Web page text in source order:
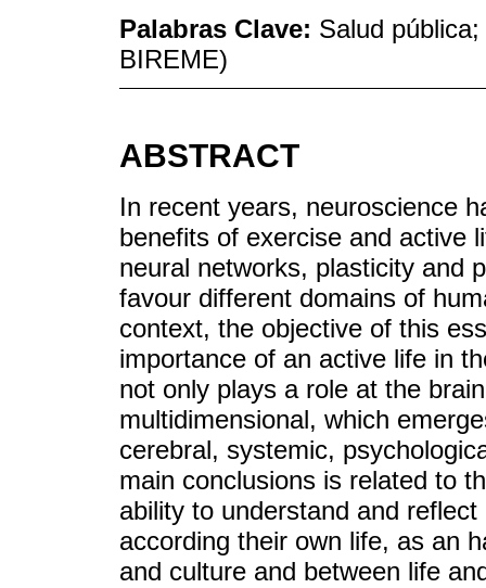
Palabras Clave: Salud
BIREME)
ABSTRACT
In recent years, neuroscience
benefits of exercise and active
neural networks, plasticity and
favour different domains of
context, the objective of this
importance of an active life in
not only plays a role at the
multidimensional, which
cerebral, systemic,
main conclusions is related to
ability to understand and
according their own life, as an
and culture and between life